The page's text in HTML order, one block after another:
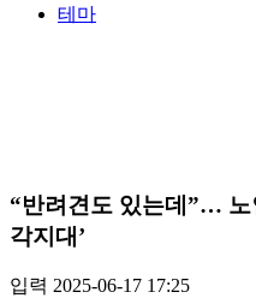
테마
“반려견도 있는데”… 노
각지대’
입력 2025-06-17 17:25